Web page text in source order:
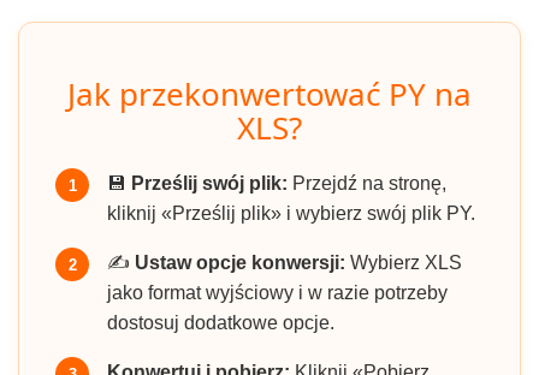
Jak przekonwertować PY na
XLS?
1 💾 Prześlij swój plik: Przejdź na stronę,
kliknij «Prześlij plik» i wybierz swój plik PY.
2 ✍️ Ustaw opcje konwersji: Wybierz XLS
jako format wyjściowy i w razie potrzeby
dostosuj dodatkowe opcje.